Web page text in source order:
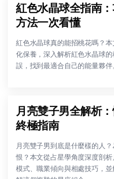
紅色水晶球全指南
方法一次看懂
紅色水晶球真的能招桃花嗎？
化保養，深入解析紅色水晶球
誤，找到最適合自己的能量夥伴
月亮雙子男全解析
終極指南
月亮雙子男到底是什麼樣的人
恨？本文從占星學角度深度剖
模式、職業傾向與相處技巧，